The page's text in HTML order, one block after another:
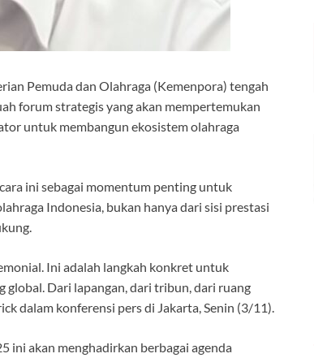
Pemuda dan Olahraga (Kemenpora) tengah
forum strategis yang akan mempertemukan
untuk membangun ekosistem olahraga
ini sebagai momentum penting untuk
Indonesia, bukan hanya dari sisi prestasi
Ini adalah langkah konkret untuk
global. Dari lapangan, dari tribun, dari ruang
dalam konferensi pers di Jakarta, Senin (3/11).
ini akan menghadirkan berbagai agenda